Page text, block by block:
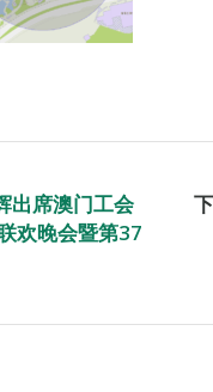
出席澳门工会
欢晚会暨第37